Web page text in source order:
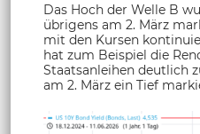
Das Hoch der Welle B
übrigens am 2. März
mit den Kursen
hat zum Beispiel die
Staatsanleihen deutlich
am 2. März ein Tief